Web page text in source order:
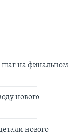
шаг на финальном
нового
нового